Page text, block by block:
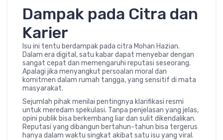
Dampak pada Citra dan
Karier
Isu ini tentu berdampak pada citra Mohan Hazian.
Dalam era digital, satu kabar dapat menyebar dengan
sangat cepat dan memengaruhi reputasi seseorang.
Apalagi jika menyangkut persoalan moral dan
komitmen dalam rumah tangga, yang sensitif di mata
masyarakat.
Sejumlah pihak menilai pentingnya klarifikasi resmi
untuk meredam spekulasi. Tanpa penjelasan yang jelas,
opini publik bisa berkembang liar dan sulit dikendalikan.
Reputasi yang dibangun bertahun-tahun bisa tergerus
hanya dalam waktu singkat akibat satu isu yang viral.